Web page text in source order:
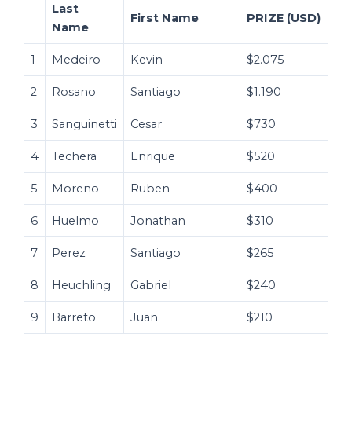
Last
Name
First Name PRIZE (USD)
1 Medeiro Kevin $2.075
2 Rosano Santiago $1.190
3 Sanguinetti Cesar $730
4 Techera Enrique $520
5 Moreno Ruben $400
6 Huelmo Jonathan $310
7 Perez Santiago $265
8 Heuchling Gabriel $240
9 Barreto Juan $210